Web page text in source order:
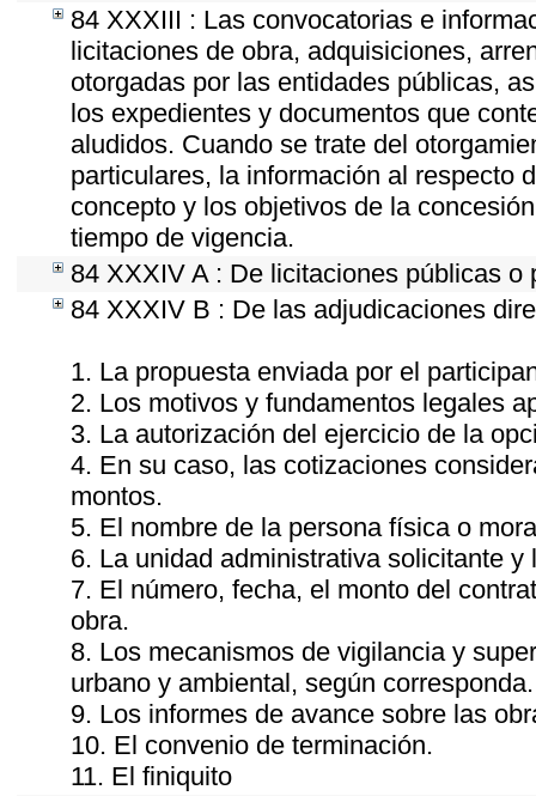
84 XXXIII : Las convocatorias e
licitaciones de obra, adquisiciones,
otorgadas por las entidades públicas,
los expedientes y documentos que
aludidos. Cuando se trate del
particulares, la información al respecto
concepto y los objetivos de la
tiempo de vigencia.
84 XXXIV A : De licitaciones públicas
84 XXXIV B : De las adjudicaciones
1. La propuesta enviada por el
2. Los motivos y fundamentos legales
3. La autorización del ejercicio de la
4. En su caso, las cotizaciones
montos.
5. El nombre de la persona física o
6. La unidad administrativa solicitante
7. El número, fecha, el monto del
obra.
8. Los mecanismos de vigilancia y
urbano y ambiental, según corresponda.
9. Los informes de avance sobre las
10. El convenio de terminación.
11. El finiquito